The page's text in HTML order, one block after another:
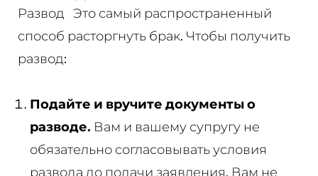
Развод
Это самый распространенный
способ расторгнуть брак. Чтобы получить
развод:
Подайте и вручите документы о
разводе. Вам и вашему супругу не
обязательно согласовывать условия
развода до подачи заявления. Вам не